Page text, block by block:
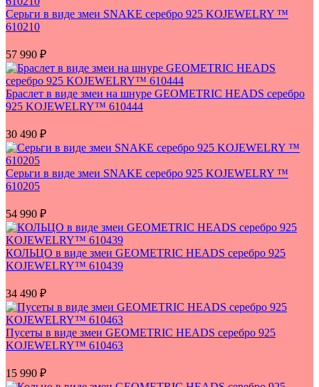
Серьги в виде змеи SNAKE серебро 925 KOJEWELRY ™
610210
57 990 ₽
Браслет в виде змеи на шнуре GEOMETRIC HEADS серебро
925 KOJEWELRY™ 610444
30 490 ₽
Серьги в виде змеи SNAKE серебро 925 KOJEWELRY ™
610205
54 990 ₽
КОЛЬЦО в виде змеи GEOMETRIC HEADS серебро 925
KOJEWELRY™ 610439
34 490 ₽
Пусеты в виде змеи GEOMETRIC HEADS серебро 925
KOJEWELRY™ 610463
15 990 ₽